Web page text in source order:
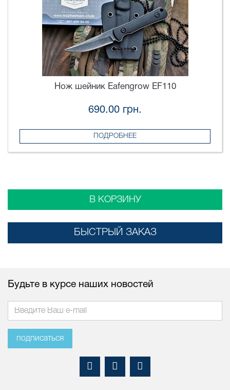
Нож шейник Eafengrow EF110
690.00 грн.
ПОДРОБНЕЕ
В КОРЗИНУ
БЫСТРЫЙ ЗАКАЗ
Будьте в курсе наших новостей
подписаться